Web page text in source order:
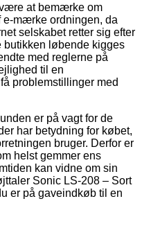
at bemærke om
e-mærke ordningen, da
selskabet retter sig efter
butikken løbende kigges
med reglerne på
til en
problemstillinger med
er på vagt for de
har betydning for købet,
bruger. Derfor er
helst gemmer ens
kan vidne om sin
Sonic LS-208 – Sort
er på gaveindkøb til en